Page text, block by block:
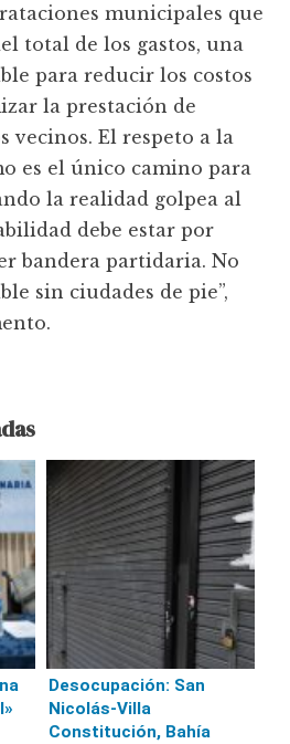
municipales que
total de los gastos, una
para reducir los costos
la prestación de
vecinos. El respeto a la
es el único camino para
la realidad golpea al
debe estar por
bandera partidaria. No
sin ciudades de pie”,
Desocupación: San
Nicolás-Villa
Constitución, Bahía